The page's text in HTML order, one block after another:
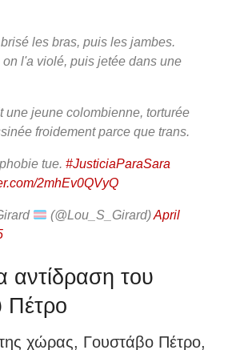
les bras, puis les jambes.
on l'a violé, puis jetée dans une
une jeune colombienne, torturée
froidement parce que trans.
tue. #JusticiaParaSara
2mhEv0QVyQ
(@Lou_S_Girard)April
αντίδραση του
Πέτρο
χώρας, Γουστάβο Πέτρο,